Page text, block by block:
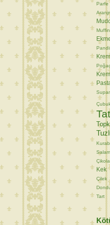
Parfe
Muffin
Kek
Tart